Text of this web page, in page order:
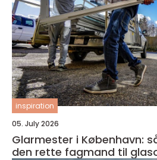
inspiration
05. July 2026
Glarmester i København:
den rette fagmand til